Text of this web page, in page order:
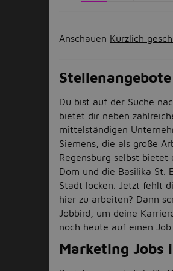
Anschauen Kürzlich
Du bist auf der Suche
bietet dir neben
mittelständigen
Siemens, die als große
Regensburg selbst
Dom und die Basilika St.
Stadt locken. Jetzt fehlt
hier zu arbeiten? Dann
Jobbird, um deine
noch heute auf einen Job
Marketing Jobs